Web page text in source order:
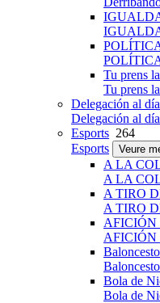
Tu prens
Tu prens
Delegación al día
Delegación al día
Esports 264
Esports
Veure
A LA
A LA
A TIRO
A TIRO
AFICIÓN
AFICIÓN
Baloncesto
Baloncesto
Bola de
Bola de